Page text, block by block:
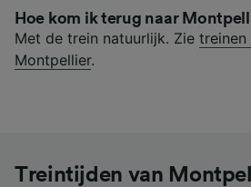
Hoe kom ik terug naar
Met de trein natuurlijk. Zie treinen
Montpellier.
Treintijden van